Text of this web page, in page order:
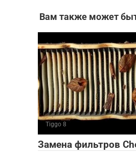
Вам также может
Tiggo 8
Замена фильтров